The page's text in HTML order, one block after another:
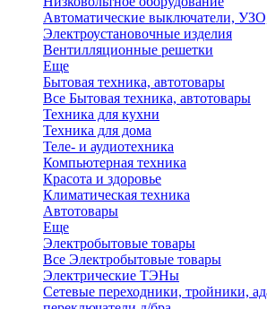
Автоматические выключатели,
Электроустановочные изделия
Вентилляционные решетки
Еще
Бытовая техника, автотовары
Все Бытовая техника, автотовары
Техника для кухни
Техника для дома
Теле- и аудиотехника
Компьютерная техника
Красота и здоровье
Климатическая техника
Автотовары
Еще
Электробытовые товары
Все Электробытовые товары
Электрические ТЭНы
Сетевые переходники, тройники,